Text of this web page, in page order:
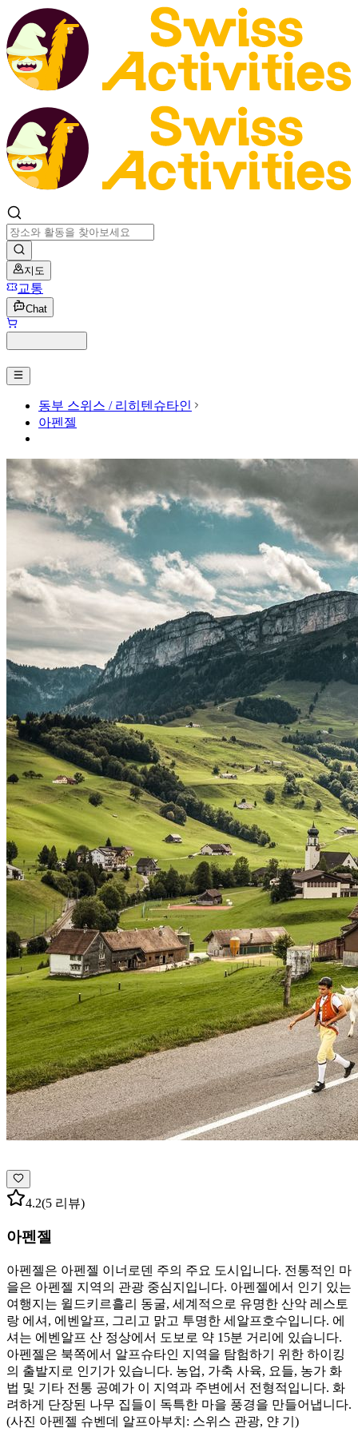
지도
교통
Chat
동부 스위스 / 리히텐슈타인
아펜젤
4.2(5 리뷰)
아펜젤
아펜젤은 아펜젤 이너로덴 주의 주요 도시입니다. 전통적인 마
을은 아펜젤 지역의 관광 중심지입니다. 아펜젤에서 인기 있는
여행지는 윌드키르흘리 동굴, 세계적으로 유명한 산악 레스토
랑 에셔, 에벤알프, 그리고 맑고 투명한 세알프호수입니다. 에
셔는 에벤알프 산 정상에서 도보로 약 15분 거리에 있습니다.
아펜젤은 북쪽에서 알프슈타인 지역을 탐험하기 위한 하이킹
의 출발지로 인기가 있습니다. 농업, 가축 사육, 요들, 농가 화
법 및 기타 전통 공예가 이 지역과 주변에서 전형적입니다. 화
려하게 단장된 나무 집들이 독특한 마을 풍경을 만들어냅니다.
(사진 아펜젤 슈벤데 알프아부치: 스위스 관광, 얀 기)